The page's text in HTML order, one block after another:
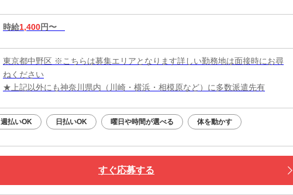
時給1,400円〜
東京都中野区 ※こちらは募集エリアとなります詳しい勤務地は面接時にお尋
ねください
★上記以外にも神奈川県内（川崎・横浜・相模原など）に多数派遣先有
週払いOK 日払いOK 曜日や時間が選べる 体を動かす
すぐ応募する